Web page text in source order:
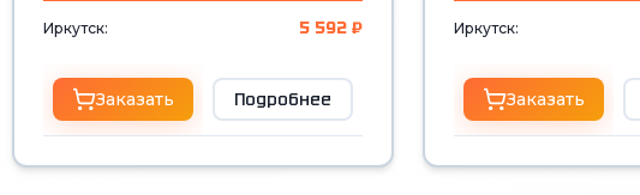
Иркутск: 5 592 ₽
Заказать Подробнее
Иркутск:
Заказать